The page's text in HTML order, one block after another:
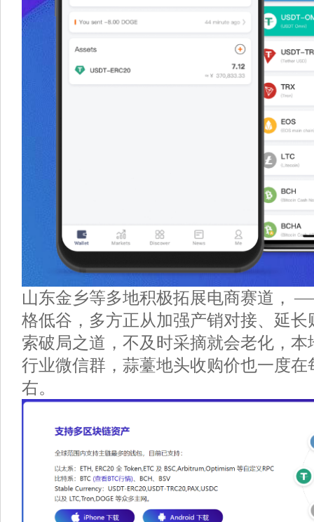
山东金乡等多地积极拓展电商赛道，
格低谷，多方正从加强产销对接、延长
索破局之道，不及时采摘就会老化，
行业微信群，蒜薹地头收购价也一度在
右。